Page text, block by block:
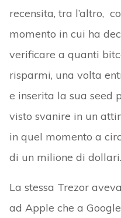
recensita, tra l’altro,
momento in cui ha
verificare a quanti
risparmi, una volta
e inserita la sua seed
visto svanire in un
in quel momento a
di un milione di dollari.
La stessa Trezor
ad Apple che a